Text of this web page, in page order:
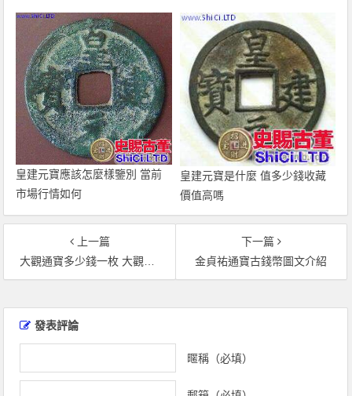
皇建元寶應該怎麼樣鑒別 當前
市場行情如何
皇建元寶是什麼 值多少錢收藏
價值高嗎
上一篇
大觀通寶多少錢一枚 大觀通寶收藏價值分析
下一篇
金貞祐通寶古錢幣圖文介紹
發表評論
暱稱（必填）